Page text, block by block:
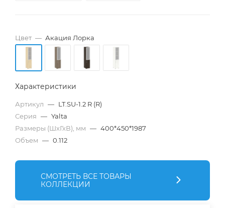
Цвет — Акация Лорка
Характеристики
Артикул — LT.SU-1.2 R (R)
Серия — Yalta
Размеры (ШхГхВ), мм — 400*450*1987
Объем — 0.112
СМОТРЕТЬ ВСЕ ТОВАРЫ
КОЛЛЕКЦИИ